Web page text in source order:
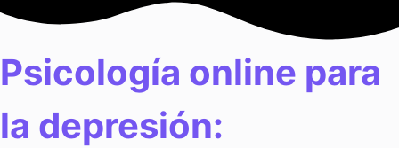
Saltar
contenido
Psicología online para
la depresión: